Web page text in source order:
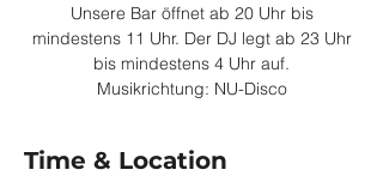
Unsere Bar öffnet ab 20 Uhr bis
mindestens 11 Uhr. Der DJ legt ab 23 Uhr
bis mindestens 4 Uhr auf.
Musikrichtung: NU-Disco
Time & Location